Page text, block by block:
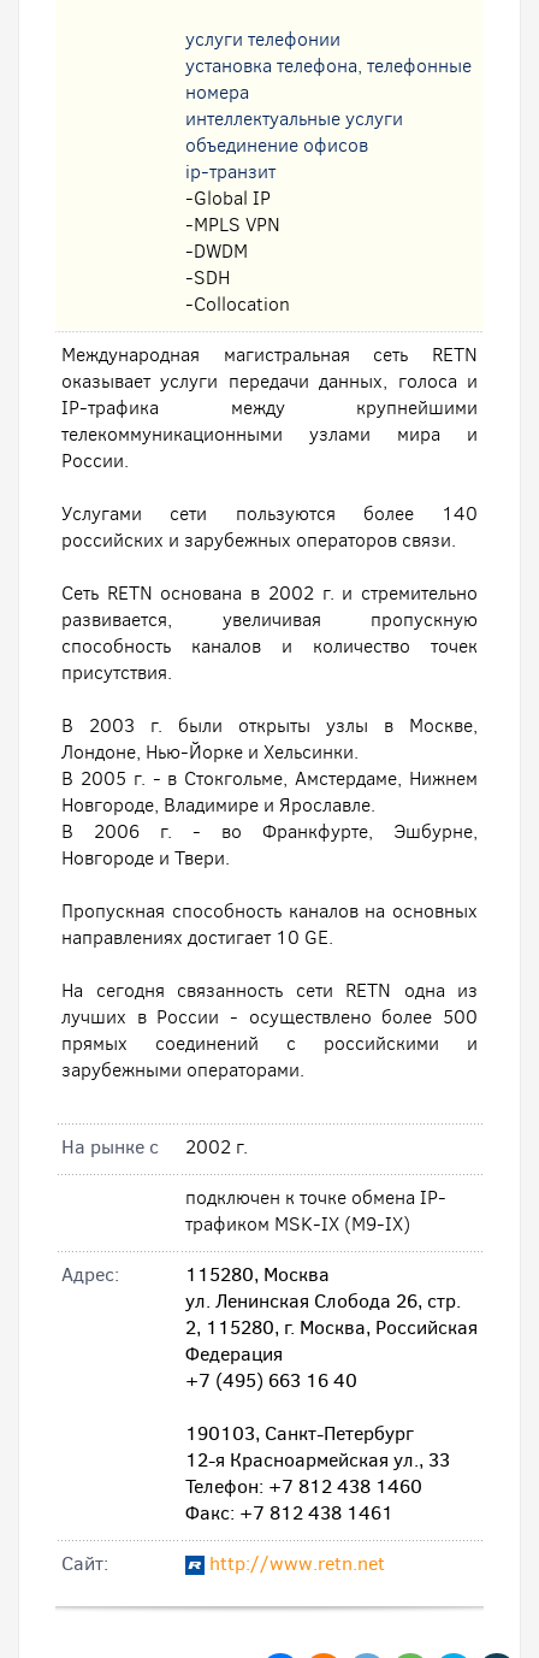
услуги телефонии
установка телефона, телефонные
номера
интеллектуальные услуги
oбъединение офисов
ip-транзит
-Global IP
-MPLS VPN
-DWDM
-SDH
-Collocation
Международная магистральная сеть RETN
оказывает услуги передачи данных, голоса и
IP-трафика между крупнейшими
телекоммуникационными узлами мира и
России.
Услугами сети пользуются более 140
российских и зарубежных операторов связи.
Сеть RETN основана в 2002 г. и стремительно
развивается, увеличивая пропускную
способность каналов и количество точек
присутствия.
В 2003 г. были открыты узлы в Москве,
Лондоне, Нью-Йорке и Хельсинки.
В 2005 г. - в Стокгольме, Амстердаме, Нижнем
Новгороде, Владимире и Ярославле.
В 2006 г. - во Франкфурте, Эшбурне,
Новгороде и Твери.
Пропускная способность каналов на основных
направлениях достигает 10 GE.
На сегодня связанность сети RETN одна из
лучших в России - осуществлено более 500
прямых соединений с российскими и
зарубежными операторами.
На рынке с
2002 г.
подключен к точке обмена IP-
трафиком MSK-IX (M9-IX)
Адрес:
115280, Москва
ул. Ленинская Слобода 26, стр.
2, 115280, г. Москва, Российская
Федерация
+7 (495) 663 16 40
190103, Санкт-Петербург
12-я Красноармейская ул., 33
Телефон: +7 812 438 1460
Факс: +7 812 438 1461
Cайт:
http://www.retn.net